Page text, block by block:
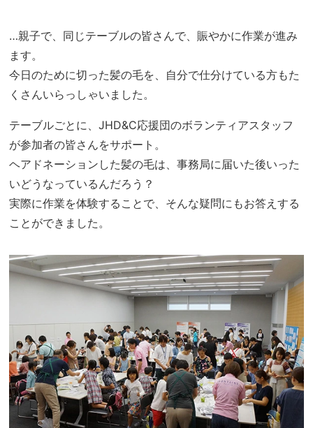
…親子で、同じテーブルの皆さんで、賑やかに作業が進み
ます。
今日のために切った髪の毛を、自分で仕分けている方もた
くさんいらっしゃいました。
テーブルごとに、JHD&C応援団のボランティアスタッフ
が参加者の皆さんをサポート。
ヘアドネーションした髪の毛は、事務局に届いた後いった
いどうなっているんだろう？
実際に作業を体験することで、そんな疑問にもお答えする
ことができました。